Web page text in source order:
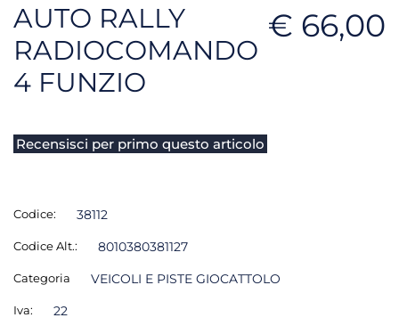
AUTO RALLY
RADIOCOMANDO
4 FUNZIO
€ 66,00
Recensisci per primo questo articolo
Codice: 38112
Codice Alt.: 8010380381127
Categoria VEICOLI E PISTE GIOCATTOLO
Iva: 22